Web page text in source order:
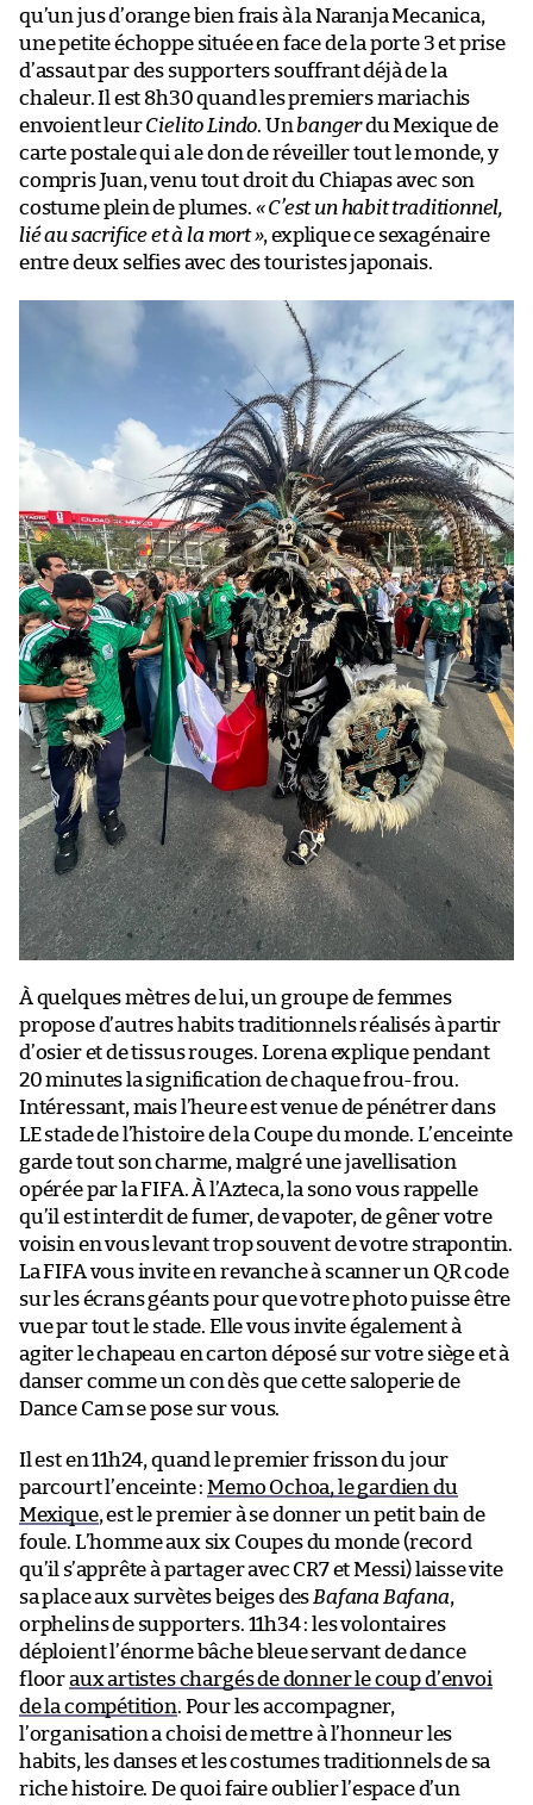
qu’un jus d’orange bien frais à la Naranja Mecanica,
une petite échoppe située en face de la porte 3 et prise
d’assaut par des supporters souffrant déjà de la
chaleur. Il est 8h30 quand les premiers mariachis
envoient leurCielito Lindo. Un bangerdu Mexique de
carte postale qui a le don de réveiller tout le monde, y
compris Juan, venu tout droit du Chiapas avec son
costume plein de plumes. « C’est un habit traditionnel,
lié au sacrifice et à la mort », explique ce sexagénaire
entre deux selfies avec des touristes japonais.
À quelques mètres de lui, un groupe de femmes
propose d’autres habits traditionnels réalisés à partir
d’osier et de tissus rouges. Lorena explique pendant
20 minutes la signification de chaque frou-frou.
Intéressant, mais l’heure est venue de pénétrer dans
LE stade de l’histoire de la Coupe du monde. L’enceinte
garde tout son charme, malgré une javellisation
opérée par la FIFA. À l’Azteca, la sono vous rappelle
qu’il est interdit de fumer, de vapoter, de gêner votre
voisin en vous levant trop souvent de votre strapontin.
La FIFA vous invite en revanche à scanner un QR code
sur les écrans géants pour que votre photo puisse être
vue par tout le stade. Elle vous invite également à
agiter le chapeau en carton déposé sur votre siège et à
danser comme un con dès que cette saloperie de
Dance Cam se pose sur vous.
Il est en 11h24, quand le premier frisson du jour
parcourt l’enceinte :Memo Ochoa, le gardien du
Mexique, est le premier à se donner un petit bain de
foule. L’homme aux six Coupes du monde (record
qu’il s’apprête à partager avec CR7 et Messi) laisse vite
sa place aux survètes beiges des Bafana Bafana,
orphelins de supporters. 11h34 : les volontaires
déploient l’énorme bâche bleue servant de dance
flooraux artistes chargés de donner le coup d’envoi
de la compétition. Pour les accompagner,
l’organisation a choisi de mettre à l’honneur les
habits, les danses et les costumes traditionnels de sa
riche histoire. De quoi faire oublier l’espace d’un